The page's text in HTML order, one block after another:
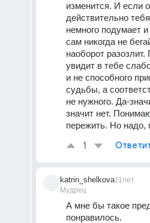
изменится. И если
действительно
немного подумает
сам никогда не
наоборот разозлит.
увидит в тебе
и не способного
судьбы, а
не нужного. Да-
значит нет.
пережить. Но надо,
1
katrin_shelkova
Мудрец
11лет
А мне бы такое
понравилось.